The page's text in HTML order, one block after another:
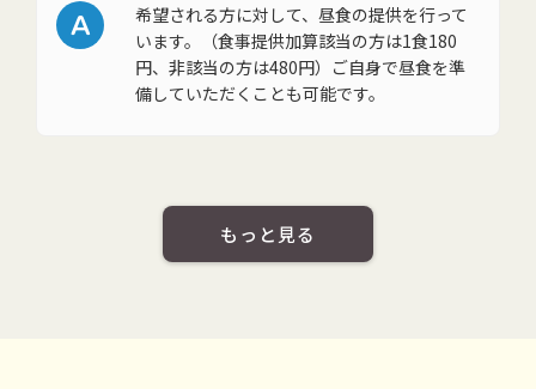
A
希望される方に対して、昼食の提供を行って
います。（食事提供加算該当の方は1食180
円、非該当の方は480円）ご自身で昼食を準
備していただくことも可能です。
もっと見る